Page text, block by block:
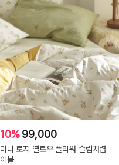
10%99,000
미니 로지 옐로우 플라워 슬림차렵
이불